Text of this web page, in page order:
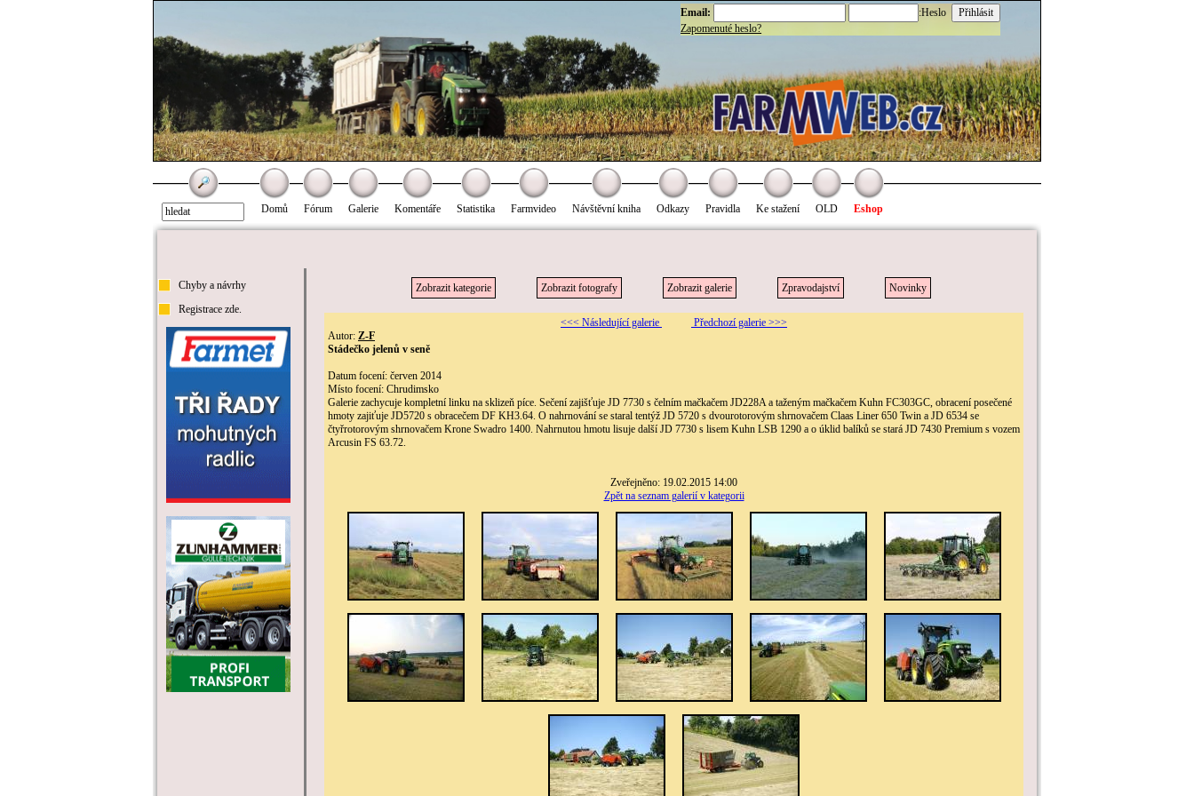
Email:
:Heslo
Zapomenuté heslo?
Domů Fórum Galerie Komentáře Statistika Farmvideo Návštěvní kniha Odkazy Pravidla Ke stažení OLD Eshop
Chyby a návrhy
Registrace zde.
Zobrazit kategorie Zobrazit fotografy Zobrazit galerie Zpravodajství Novinky
<<< Následující galerie
Předchozí galerie >>>
Autor: Z-F
Stádečko jelenů v seně
Datum focení: červen 2014
Místo focení: Chrudimsko
Galerie zachycuje kompletní linku na sklizeň píce. Sečení zajišťuje JD 7730 s čelním mačkačem JD228A a taženým mačkačem Kuhn FC303GC, obracení posečené
hmoty zajiťuje JD5720 s obracečem DF KH3.64. O nahrnování se staral tentýž JD 5720 s dvourotorovým shrnovačem Claas Liner 650 Twin a JD 6534 se
čtyřrotorovým shrnovačem Krone Swadro 1400. Nahrnutou hmotu lisuje další JD 7730 s lisem Kuhn LSB 1290 a o úklid balíků se stará JD 7430 Premium s vozem
Arcusin FS 63.72.
Zveřejněno: 19.02.2015 14:00
Zpět na seznam galerií v kategorii